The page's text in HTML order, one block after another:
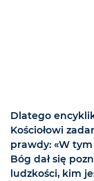
Dlatego
Kościołowi
prawdy: «W
Bóg dał się
ludzkości, kim